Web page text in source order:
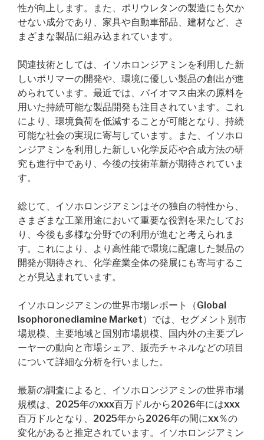
性が向上します。また、ポリウレタンの製造にも欠か
せない成分であり、家具や自動車部品、建材など、さ
まざまな製品に組み込まれています。
関連技術としては、イソホロンジアミンを利用した新
しいポリマーの開発や、環境に優しい製品の創出が進
められています。最近では、バイオマス由来の原料を
用いた持続可能な製品開発も注目されています。これ
により、環境負荷を低減することが可能となり、持続
可能な社会の実現に寄与しています。また、イソホロ
ンジアミンを利用した新しい化学反応や合成方法の研
究も進行中であり、今後の技術革新が期待されていま
す。
総じて、イソホロンジアミンはその独自の特性から、
さまざまな工業用途において重要な役割を果たしてお
り、今後も多様な分野での利用が進むと考えられま
す。これにより、より高性能で環境に配慮した製品の
開発が期待され、化学産業全体の発展にも寄与するこ
とが見込まれています。
イソホロンジアミンの世界市場レポート（Global
Isophoronediamine Market）では、セグメント別市
場規模、主要地域と国別市場規模、国内外の主要プレ
ーヤーの動向と市場シェア、販売チャネルなどの項目
について詳細な分析を行いました。
最新の調査によると、イソホロンジアミンの世界市場
規模は、2025年のxxx百万ドルから2026年にはxxx
百万ドルとなり、2025年から2026年の間にxx％の
変化があると推定されています。イソホロンジアミン